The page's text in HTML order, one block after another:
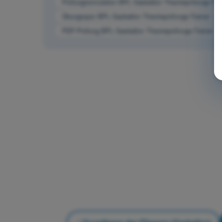
Übungsquiz BPL Gasballon Theorieprüfungs-Trainer -
PDF-Prüfung BPL Gasballon Theorieprüfungs-Trainer